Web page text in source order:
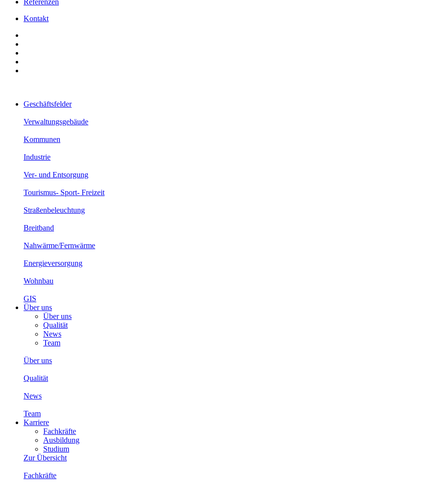
Referenzen
Kontakt
Geschäftsfelder
Verwaltungsgebäude
Kommunen
Industrie
Ver- und Entsorgung
Tourismus- Sport- Freizeit
Straßenbeleuchtung
Breitband
Nahwärme/Fernwärme
Energieversorgung
Wohnbau
GIS
Über uns
Über uns
Qualität
News
Team
Über uns
Qualität
News
Team
Karriere
Fachkräfte
Ausbildung
Studium
Zur Übersicht
Fachkräfte